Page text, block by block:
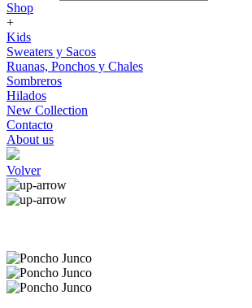
Shop
+
Kids
Sweaters y Sacos
Ruanas, Ponchos y Chales
Sombreros
Hilados
New Collection
Contacto
About us
Volver